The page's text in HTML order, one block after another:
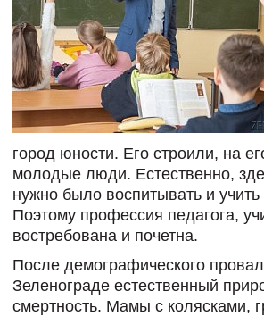
город юности. Его строили, на
молодые люди. Естественно,
нужно было воспитывать и
Поэтому профессия педагога,
востребована и почетна.
После демографического
Зеленограде естественный
смертность. Мамы с колясками,